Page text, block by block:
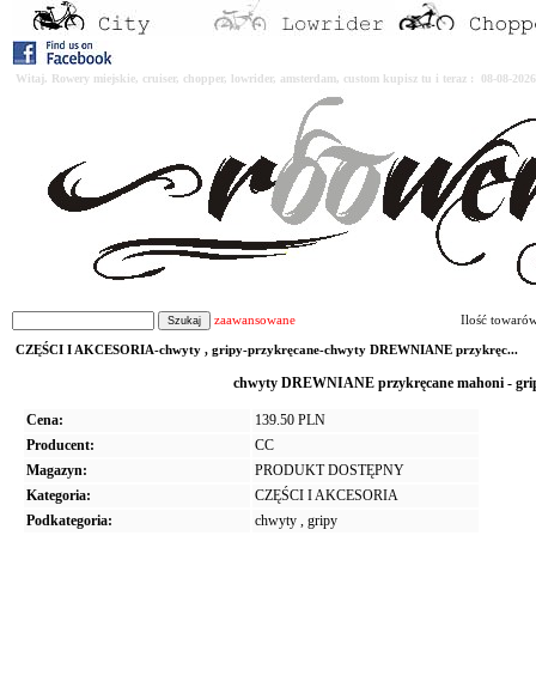
Witaj. Rowery miejskie, cruiser, chopper, lowrider, amsterdam, custom kupisz tu i teraz : 08-08-
zaawansowane Ilość
CZĘŚCI I AKCESORIA-chwyty , gripy-przykręcane-chwyty DREWNIANE przykręc...
chwyty DREWNIANE przykręcane mahoni -
Cena:
139.50 PLN
Producent:
CC
Magazyn:
PRODUKT DOSTĘPNY
Kategoria:
CZĘŚCI I AKCESORIA
Podkategoria:
chwyty , gripy